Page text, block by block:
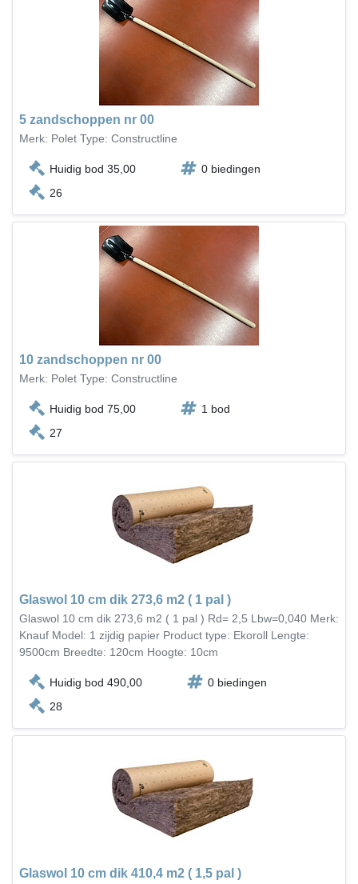
5 zandschoppen nr 00
Merk: Polet Type: Constructline
Huidig bod 35,00
0 biedingen
26
10 zandschoppen nr 00
Merk: Polet Type: Constructline
Huidig bod 75,00
1 bod
27
Glaswol 10 cm dik 273,6 m2 ( 1 pal )
Glaswol 10 cm dik 273,6 m2 ( 1 pal ) Rd= 2,5 Lbw=0,040 Merk:
Knauf Model: 1 zijdig papier Product type: Ekoroll Lengte:
9500cm Breedte: 120cm Hoogte: 10cm
Huidig bod 490,00
0 biedingen
28
Glaswol 10 cm dik 410,4 m2 ( 1,5 pal )